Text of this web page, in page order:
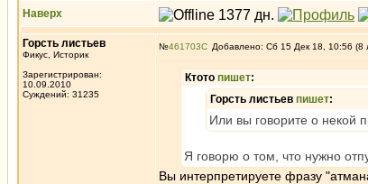
Наверх
Горсть листьев
Фикус, Историк
Зарегистрирован:
10.09.2010
Суждений: 31235
№461703 Добавлено: Сб 15 Дек 18, 10:56 (8
Ктото пишет:
Горсть листьев пишет:
Или вы говорите о некой
Я говорю о том, что нужно
Вы интерпретируете фразу